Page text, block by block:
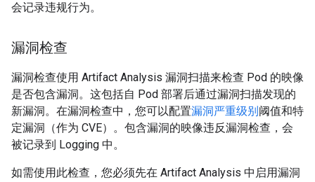
会记录违规行为。
漏洞检查
漏洞检查使用 Artifact Analysis 漏洞扫描来检查 Pod 的映像
是否包含漏洞。这包括自 Pod 部署后通过漏洞扫描发现的
新漏洞。在漏洞检查中，您可以配置漏洞严重级别阈值和特
定漏洞（作为 CVE）。包含漏洞的映像违反漏洞检查，会
被记录到 Logging 中。
如需使用此检查，您必须先在 Artifact Analysis 中启用漏洞